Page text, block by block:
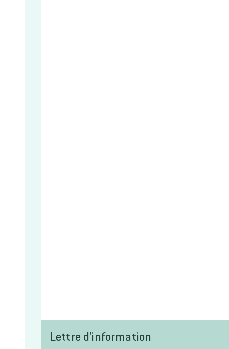
Lettre d'information